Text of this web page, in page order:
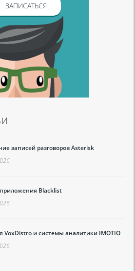
ЗАПИСАТЬСЯ
записей разговоров Asterisk
Blacklist
VoxDistro и системы аналитики IMOTIO